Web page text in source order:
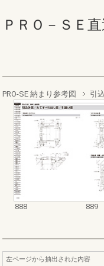
ＰＲＯ－ＳＥ
PRO-SE 納まり参考図 引
888 889
左ページから抽出された内容